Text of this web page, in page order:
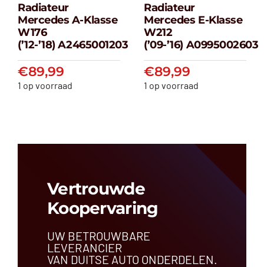
Radiateur
Mercedes A-
klasse W176
(’12-’18) A2465001203
€89,99
Radiateur
Mercedes A-Klasse
W176
(’12-’18) A2465001203
€89,99
1 op voorraad
Radiateur
Mercedes E-
klasse W212
(’09-’16)
€89,99
Radiateur
Mercedes E-Klasse
W212
(’09-’16) A0995002603
€89,99
1 op voorraad
Vertrouwde
Koopervaring
UW BETROUWBARE
LEVERANCIER
VAN DUITSE AUTO ONDERDELEN.